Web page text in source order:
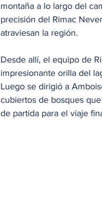
montaña a lo largo del
precisión del Rimac
atraviesan la región.
Desde allí, el equipo de
impresionante orilla del
Luego se dirigió a
cubiertos de bosques
de partida para el viaje